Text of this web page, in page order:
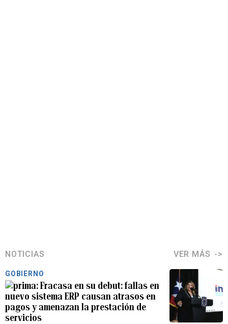
NOTICIAS VER MÁS
GOBIERNO
Fracasa en su debut: fallas en
nuevo sistema ERP causan atrasos en
pagos y amenazan la prestación de
servicios